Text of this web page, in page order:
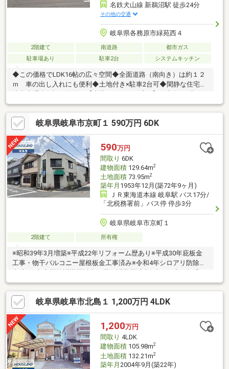
名鉄犬山線 新鵜沼駅 徒歩24分
その他の交通
岐阜県各務原市緑苑西４
2階建て 南道路
都市ガス
駐車場あり
駐車2台 システムキッチン
◆この価格でLDK16帖の広々空間◆全面道路（南向き）は約１２
ｍ 車の出し入れにも便利◆土地付き×駐車2台可◆閑静な住宅団
（浴室・洗面・トイレ・キッチン）新品交換・食洗機付きシステ
ムキッチン・玄関ドア交換（カメラ付きドアホン）・エアコン1台
新設・畳・襖張替え・クロス張替え、建具一部交換・照明新品交
換＼1000万円台で叶うリフォーム済み住宅／大手ハウスメーカー
施工×充実設備でこの価格は魅力です。
岐阜県岐阜市京町１ 590万円 6DK
590万円
間取り 6DK
建物面積129.64m2
土地面積73.95m2
築年月 1953年12月(築72年9ヶ月)
ＪＲ東海道本線 岐阜駅 バス17分/
「北税務署前」バス停 停歩3分
岐阜県岐阜市京町１
2階建て 所有権
※昭和39年3月増築※平成22年リフォーム歴あり※平成30年庇板金
工事・物干バルコニー屋根板金工事済み※令和4年シロアリ防除工
ており、再建築の際は同規模の建物は建てられません※売主契約
不適合責任免責
岐阜県岐阜市北島１ 1,200万円 4LDK
1,200万円
間取り 4LDK
建物面積105.98m2
土地面積132.21m2
築年月 2004年9月(築22年)